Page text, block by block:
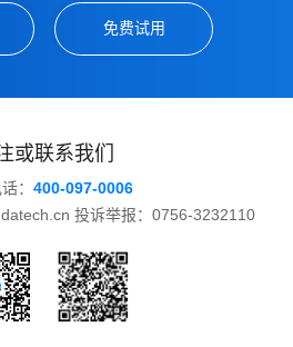
免费试用
或联系我们
： 400-097-0006
投诉举报：0756-3232110